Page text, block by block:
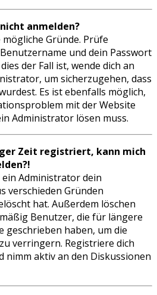
anmelden?
Gründe. Prüfe
und dein Passwort
der Fall ist, wende dich an
um sicherzugehen, dass
Es ist ebenfalls möglich,
mit der Website
Administrator lösen muss.
Zeit registriert, kann mich
ein Administrator dein
verschieden Gründen
hat. Außerdem löschen
Benutzer, die für längere
geschrieben haben, um die
verringern. Registriere dich
nimm aktiv an den Diskussionen